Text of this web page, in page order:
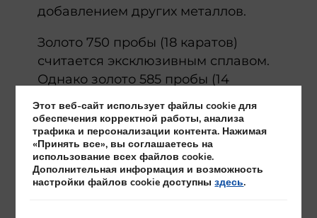
добавлением других металлов.
Золото 750 пробы (18 каратов)
считается эксклюзивным сплавом.
Однако золото 585 пробы (14
каратов) является самым
распространенным в Чехии.
Стоимость золота 585 пробы
предлагает идеальный баланс
между прочностью и содержанием
драгоценного металла.
Этот веб-сайт использует файлы cookie для
обеспечения корректной работы, анализа
трафика и персонализации контента. Нажимая
«Принять все», вы соглашаетесь на
использование всех файлов cookie.
Дополнительная информация и возможность
настройки файлов cookie доступныздесь.